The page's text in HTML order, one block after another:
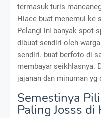
termasuk turis
Hiace buat menemui ke
Pelangi ini banyak spot-
dibuat sendiri oleh
sendiri. buat berfoto di
membayar seikhlasnya.
jajanan dan minuman yg
Semestinya
Paling Josss di